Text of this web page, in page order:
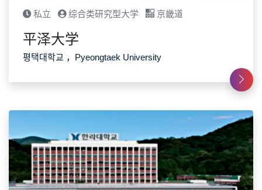
私立 综合类研究型大学 京畿道
平泽大学
평택대학교 ，Pyeongtaek University